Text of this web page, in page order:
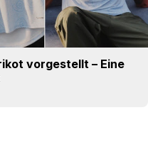
vorgestellt – Eine